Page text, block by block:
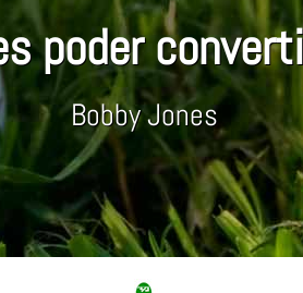
poder
Bobby Jones